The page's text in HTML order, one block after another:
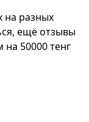
на разных
ещё отзывы
50000 тенг